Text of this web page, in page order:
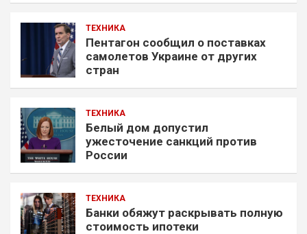
ТЕХНИКА
Пентагон сообщил о поставках
самолетов Украине от других
стран
ТЕХНИКА
Белый дом допустил
ужесточение санкций против
России
ТЕХНИКА
Банки обяжут раскрывать полную
стоимость ипотеки